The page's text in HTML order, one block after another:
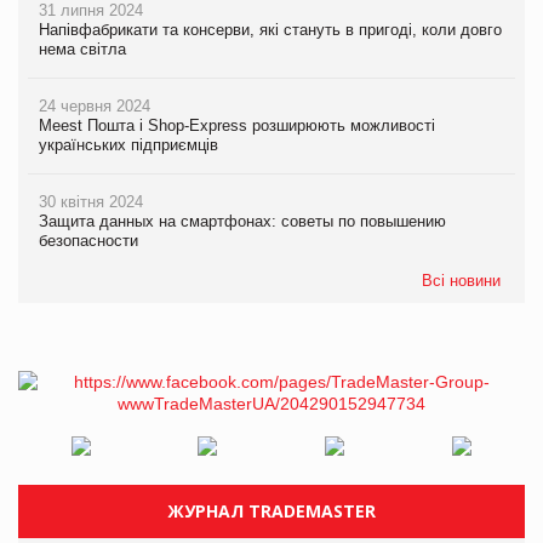
31 липня 2024
Напівфабрикати та консерви, які стануть в пригоді, коли довго
нема світла
24 червня 2024
Meest Пошта і Shop-Express розширюють можливості
українських підприємців
30 квітня 2024
Защита данных на смартфонах: советы по повышению
безопасности
Всі новини
ЖУРНАЛ TRADEMASTER